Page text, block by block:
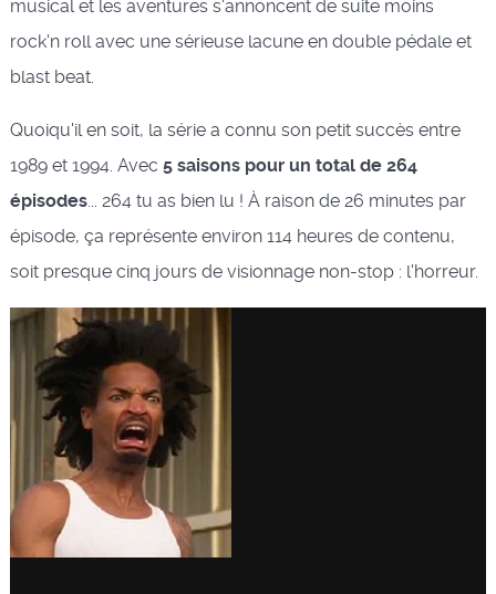
musical et les aventures s'annoncent de suite moins
rock'n roll avec une sérieuse lacune en double pédale et
blast beat.
Quoiqu'il en soit, la série a connu son petit succès entre
1989 et 1994. Avec 5 saisons pour un total de 264
épisodes... 264 tu as bien lu ! À raison de 26 minutes par
épisode, ça représente environ 114 heures de contenu,
soit presque cinq jours de visionnage non-stop : l'horreur.